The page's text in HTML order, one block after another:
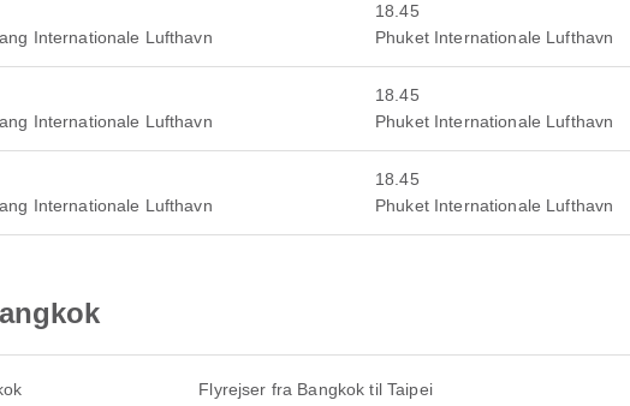
Internationale Lufthavn
18.45
Phuket Internationale Lufthavn
Internationale Lufthavn
18.45
Phuket Internationale Lufthavn
Internationale Lufthavn
18.45
Phuket Internationale Lufthavn
Flyrejser fra Bangkok til Taipei